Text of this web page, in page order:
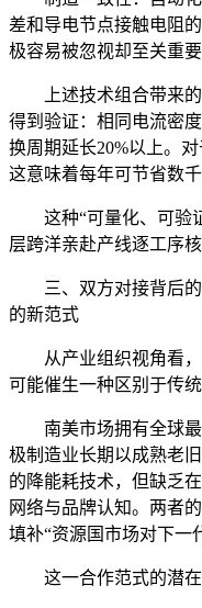
差和导电节点接触电阻
极容易被忽视却至关重要
上述技术组合带来的
得到验证：相同电流密
换周期延长20%以上。
这意味着每年可节省数
这种“可量化、可验证
层跨洋亲赴产线逐工序核
三、双方对接背后的
的新范式
从产业组织视角看，
可能催生一种区别于传
南美市场拥有全球最
极制造业长期以成熟老
的降能耗技术，但缺乏
网络与品牌认知。两者
填补“资源国市场对下一
这一合作范式的潜在